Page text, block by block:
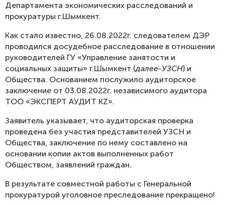
Департамента экономических расследований и
прокуратуры г.Шымкент.
Как стало известно, 26.08.2022г. следователем ДЭР
проводился досудебное расследование в отношении
руководителей ГУ «Управление занятости и
социальных защиты» г.Шымкент (далее-УЗСН) и
Общества. Основанием послужило аудиторское
заключение от 03.08.2022г. независимого аудитора
ТОО «ЭКСПЕРТ АУДИТ KZ».
Заявитель указывает, что аудиторская проверка
проведена без участия представителей УЗСН и
Общества, заключение по нему составлено на
основании копии актов выполненных работ
Обществом, заявлений граждан.
В результате совместной работы с Генеральной
прокуратурой уголовное преследование прекращено!